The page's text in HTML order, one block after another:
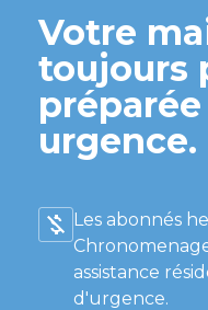
Votre
toujours
urgence.
Les abonnés
assistance
d'urgence.